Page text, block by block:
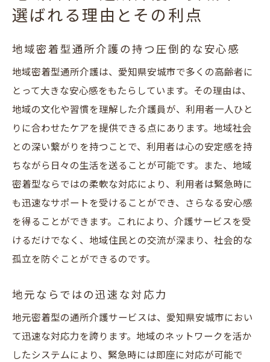
選ばれる理由とその利点
地域密着型通所介護の持つ圧倒的な安心感
地域密着型通所介護は、愛知県安城市で多くの高齢者に
とって大きな安心感をもたらしています。その理由は、
地域の文化や習慣を理解した介護員が、利用者一人ひと
りに合わせたケアを提供できる点にあります。地域社会
との深い繋がりを持つことで、利用者は心の安定感を持
ちながら日々の生活を送ることが可能です。また、地域
密着型ならではの柔軟な対応により、利用者は緊急時に
も迅速なサポートを受けることができ、さらなる安心感
を得ることができます。これにより、介護サービスを受
けるだけでなく、地域住民との交流が深まり、社会的な
孤立を防ぐことができるのです。
地元ならではの迅速な対応力
地元密着型の通所介護サービスは、愛知県安城市におい
て迅速な対応力を誇ります。地域のネットワークを活か
したシステムにより、緊急時には即座に対応が可能で